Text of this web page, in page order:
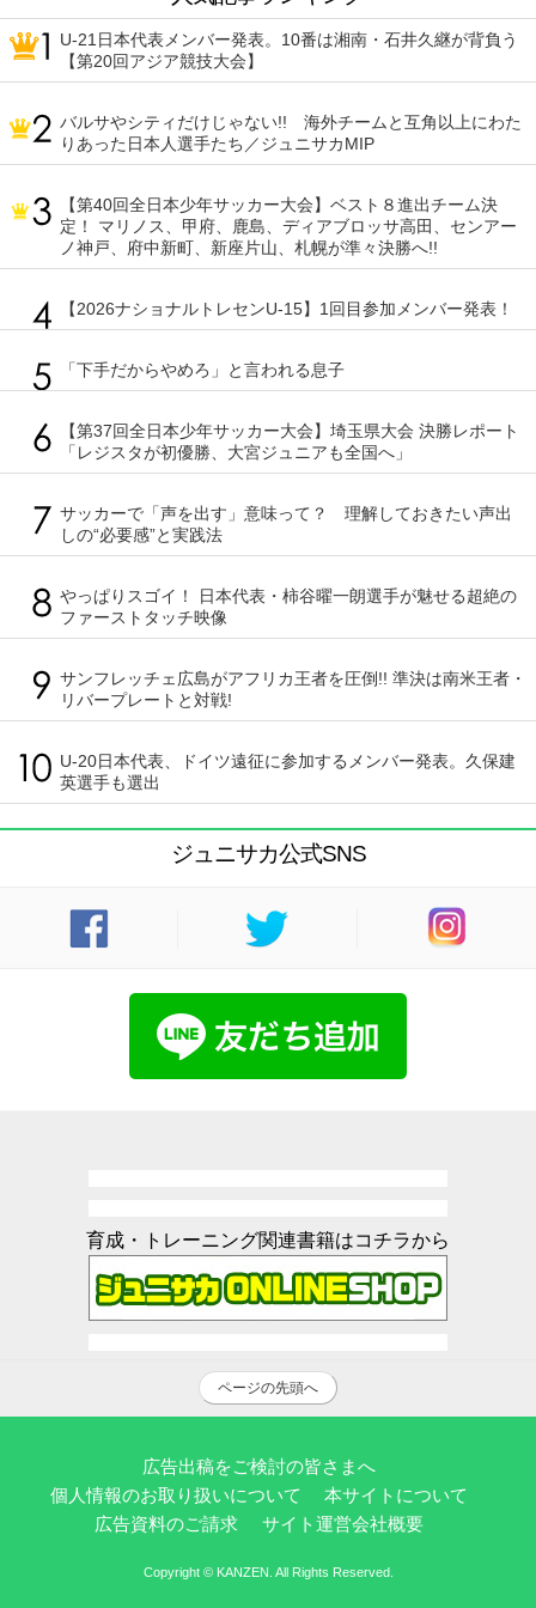
U-21日本代表メンバー発表。10番は湘南・石井久継が背負う
【第20回アジア競技大会】
バルサやシティだけじゃない!! 海外チームと互角以上にわた
りあった日本人選手たち／ジュニサカMIP
【第40回全日本少年サッカー大会】ベスト８進出チーム決
定！ マリノス、甲府、鹿島、ディアブロッサ高田、センアー
ノ神戸、府中新町、新座片山、札幌が準々決勝へ!!
【2026ナショナルトレセンU-15】1回目参加メンバー発表！
「下手だからやめろ」と言われる息子
【第37回全日本少年サッカー大会】埼玉県大会 決勝レポート
「レジスタが初優勝、大宮ジュニアも全国へ」
サッカーで「声を出す」意味って？ 理解しておきたい声出
しの“必要感”と実践法
やっぱりスゴイ！ 日本代表・柿谷曜一朗選手が魅せる超絶の
ファーストタッチ映像
サンフレッチェ広島がアフリカ王者を圧倒!! 準決は南米王者・
リバープレートと対戦!
U-20日本代表、ドイツ遠征に参加するメンバー発表。久保建
英選手も選出
ジュニサカ公式SNS
育成・トレーニング関連書籍はコチラから
ページの先頭へ
広告出稿をご検討の皆さまへ
個人情報のお取り扱いについて
本サイトについて
広告資料のご請求
サイト運営会社概要
Copyright © KANZEN. All Rights Reserved.